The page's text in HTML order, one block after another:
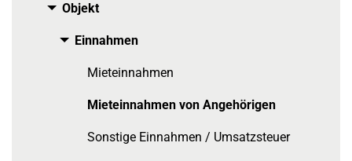
Objekt
Toggle menu
Einnahmen
Toggle menu
Mieteinnahmen
Mieteinnahmen von Angehörigen
Sonstige Einnahmen / Umsatzsteuer